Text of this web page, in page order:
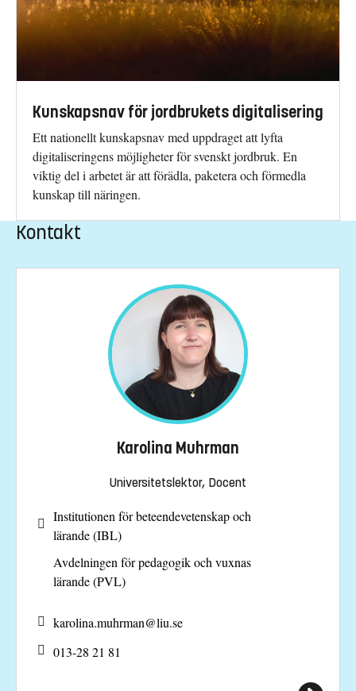
Kunskapsnav för jordbrukets digitalisering
Ett nationellt kunskapsnav med uppdraget att lyfta
digitaliseringens möjligheter för svenskt jordbruk. En
viktig del i arbetet är att förädla, paketera och förmedla
kunskap till näringen.
Kontakt
Karolina Muhrman
Universitetslektor, Docent
Institutionen för beteendevetenskap och
lärande (IBL)
Avdelningen för pedagogik och vuxnas
lärande (PVL)
karolina.muhrman@liu.se
013-28 21 81